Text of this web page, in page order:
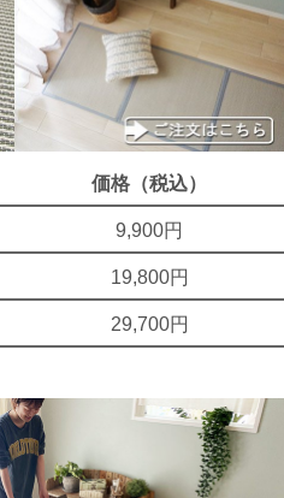
価格（税込）
9,900円
19,800円
29,700円